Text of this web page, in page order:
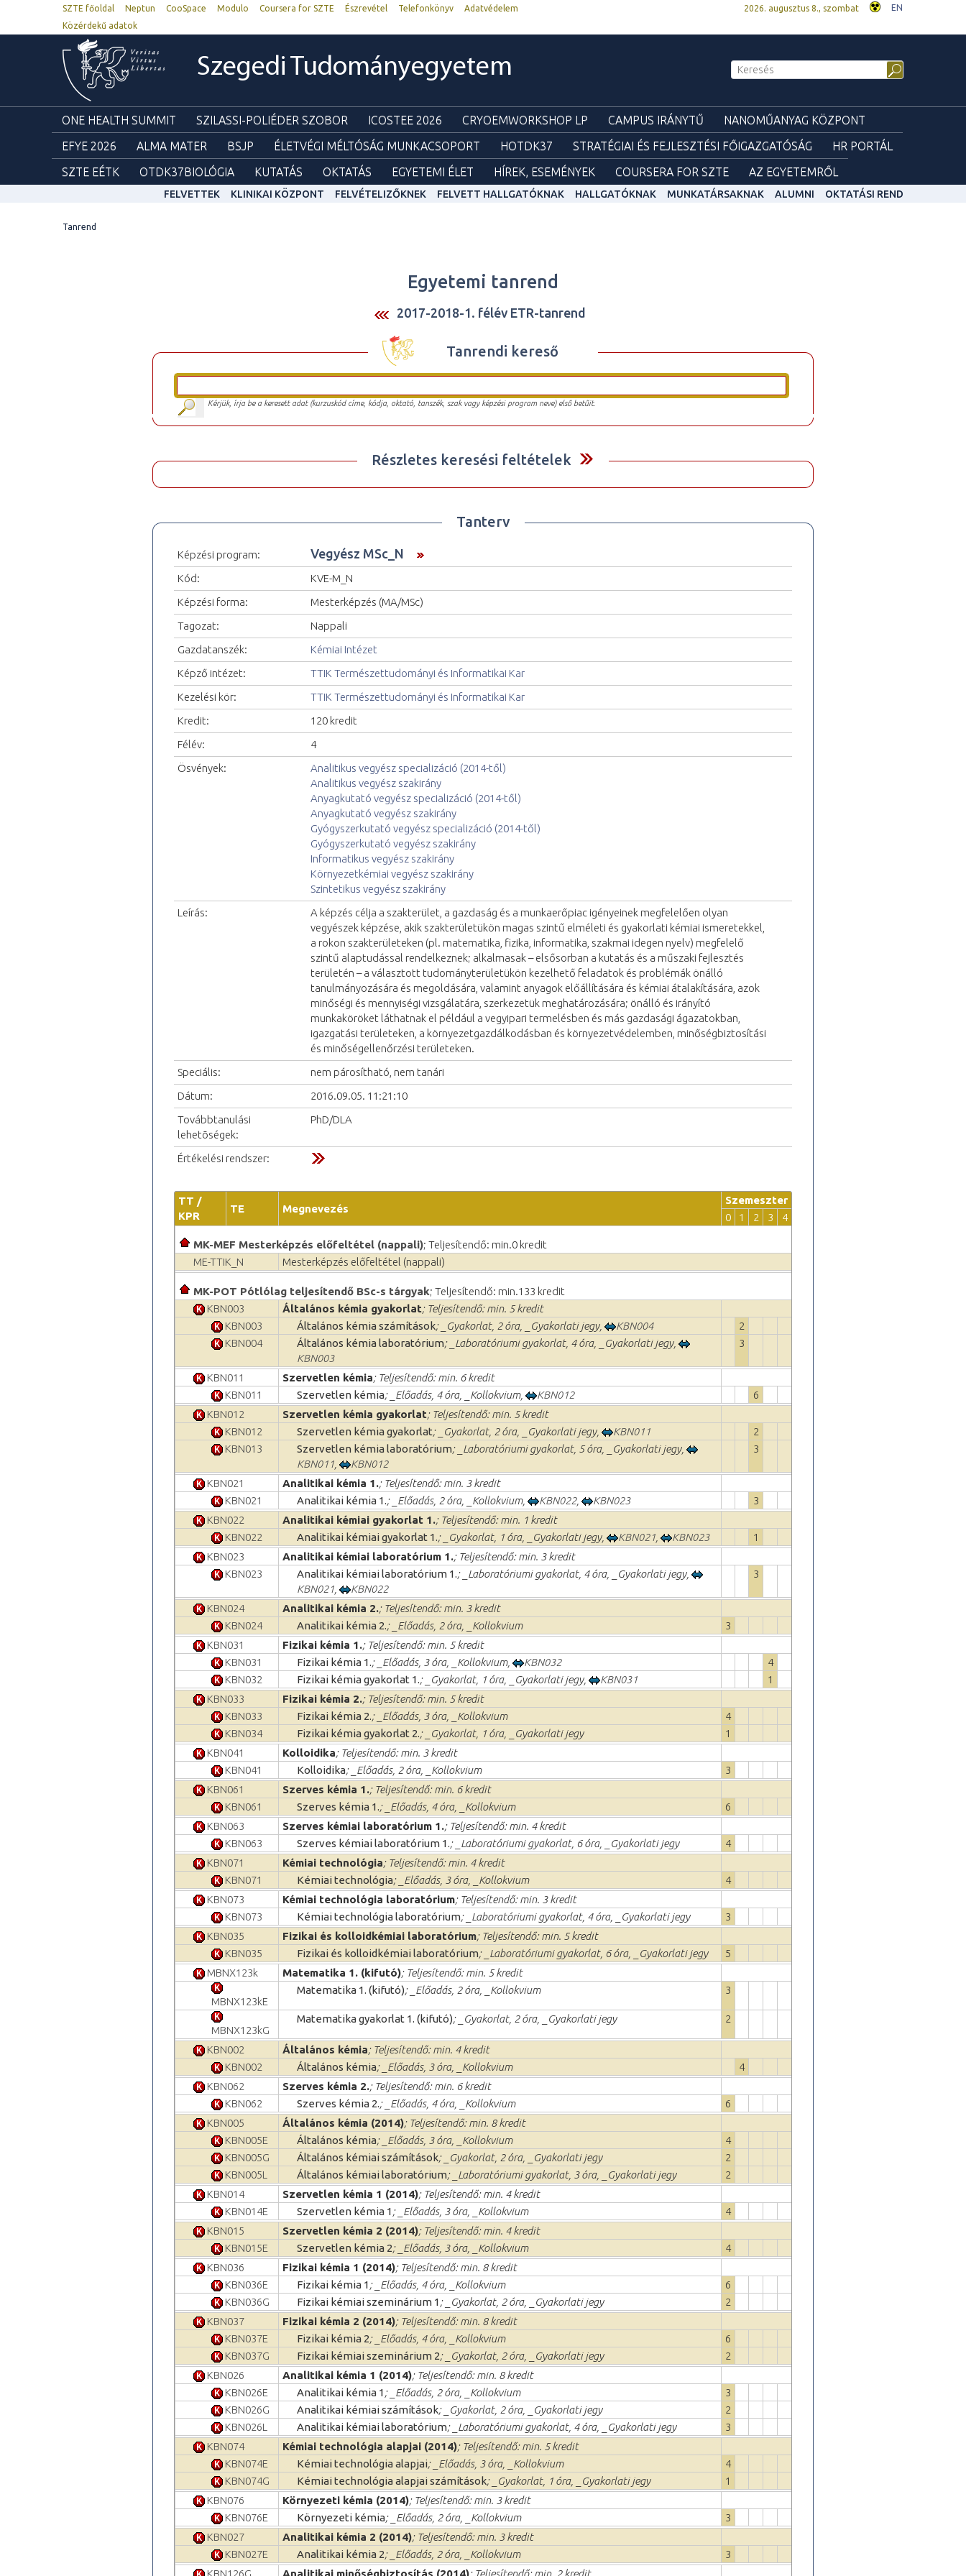
SZTE főoldal Neptun CooSpace Modulo Coursera for SZTE Észrevétel Telefonkönyv
Adatvédelem
Közérdekű adatok
2026. augusztus 8., szombat EN
Szegedi Tudományegyetem
ONE HEALTH SUMMIT SZILASSI-POLIÉDER SZOBOR ICOSTEE 2026 CRYOEMWORKSHOP LP CAMPUS IRÁNYTŰ
NANOMŰANYAG KÖZPONT
EFYE 2026
ALMA MATER BSJP ÉLETVÉGI MÉLTÓSÁG MUNKACSOPORT HOTDK37 STRATÉGIAI ÉS FEJLESZTÉSI FŐIGAZGATÓSÁG
HR PORTÁL
SZTE EÉTK
OTDK37BIOLÓGIA KUTATÁS OKTATÁS EGYETEMI ÉLET HÍREK, ESEMÉNYEK COURSERA FOR SZTE AZ EGYETEMRŐL
FELVETTEK KLINIKAI KÖZPONT FELVÉTELIZŐKNEK FELVETT HALLGATÓKNAK HALLGATÓKNAK MUNKATÁRSAKNAK ALUMNI OKTATÁSI REND
Tanrend
Egyetemi tanrend
2017-2018-1. félév ETR-tanrend
Tanrendi kereső
Kérjük, írja be a keresett adat (kurzuskód címe, kódja, oktató, tanszék, szak vagy képzési program neve) első betűit.
Részletes keresési feltételek
Tanterv
Képzési program: Vegyész MSc_N
Kód:
KVE-M_N
Képzési forma:
Mesterképzés (MA/MSc)
Tagozat:
Nappali
Gazdatanszék:
Kémiai Intézet
Képző intézet:
TTIK Természettudományi és Informatikai Kar
Kezelési kör:
TTIK Természettudományi és Informatikai Kar
Kredit:
120 kredit
Félév:
4
Ösvények:
Analitikus vegyész specializáció (2014-től)
Analitikus vegyész szakirány
Anyagkutató vegyész specializáció (2014-től)
Anyagkutató vegyész szakirány
Gyógyszerkutató vegyész specializáció (2014-től)
Gyógyszerkutató vegyész szakirány
Informatikus vegyész szakirány
Környezetkémiai vegyész szakirány
Szintetikus vegyész szakirány
Leírás:
A képzés célja a szakterület, a gazdaság és a munkaerőpiac igényeinek megfelelően olyan
vegyészek képzése, akik szakterületükön magas szintű elméleti és gyakorlati kémiai ismeretekkel,
a rokon szakterületeken (pl. matematika, fizika, informatika, szakmai idegen nyelv) megfelelő
szintű alaptudással rendelkeznek; alkalmasak – elsősorban a kutatás és a műszaki fejlesztés
területén – a választott tudományterületükön kezelhető feladatok és problémák önálló
tanulmányozására és megoldására, valamint anyagok előállítására és kémiai átalakítására, azok
minőségi és mennyiségi vizsgálatára, szerkezetük meghatározására; önálló és irányító
munkaköröket láthatnak el például a vegyipari termelésben és más gazdasági ágazatokban,
igazgatási területeken, a környezetgazdálkodásban és környezetvédelemben, minőségbiztosítási
és minőségellenőrzési területeken.
Speciális:
nem párosítható, nem tanári
Dátum:
2016.09.05. 11:21:10
Továbbtanulási
lehetõségek:
PhD/DLA
Értékelési rendszer:
TT /
KPR
TE Megnevezés
Szemeszter
0
1 2 3 4
MK-MEF Mesterképzés előfeltétel (nappali); Teljesítendő: min.0 kredit
ME-TTIK_N
Mesterképzés előfeltétel (nappali)
MK-POT Pótlólag teljesítendő BSc-s tárgyak; Teljesítendő: min.133 kredit
KBN003
Általános kémia gyakorlat; Teljesítendő: min. 5 kredit
KBN003
Általános kémia számítások; _Gyakorlat, 2 óra, _Gyakorlati jegy, KBN004
2
KBN004
Általános kémia laboratórium; _Laboratóriumi gyakorlat, 4 óra, _Gyakorlati jegy,
KBN003
3
KBN011 Szervetlen kémia; Teljesítendő: min. 6 kredit
KBN011
Szervetlen kémia; _Előadás, 4 óra, _Kollokvium, KBN012
6
KBN012
Szervetlen kémia gyakorlat; Teljesítendő: min. 5 kredit
KBN012
Szervetlen kémia gyakorlat; _Gyakorlat, 2 óra, _Gyakorlati jegy, KBN011
2
KBN013
Szervetlen kémia laboratórium; _Laboratóriumi gyakorlat, 5 óra, _Gyakorlati jegy,
KBN011
KBN012
3
KBN021 Analitikai kémia 1.; Teljesítendő: min. 3 kredit
KBN021
Analitikai kémia 1.; _Előadás, 2 óra, _Kollokvium, KBN022, KBN023
3
KBN022
Analitikai kémiai gyakorlat 1.; Teljesítendő: min. 1 kredit
KBN022
Analitikai kémiai gyakorlat 1.; _Gyakorlat, 1 óra, _Gyakorlati jegy, KBN021 KBN023
1
KBN023
Analitikai kémiai laboratórium 1.; Teljesítendő: min. 3 kredit
KBN023
Analitikai kémiai laboratórium 1.; _Laboratóriumi gyakorlat, 4 óra, _Gyakorlati jegy,
KBN021
KBN022
3
KBN024 Analitikai kémia 2.; Teljesítendő: min. 3 kredit
KBN024
Analitikai kémia 2.; _Előadás, 2 óra, _Kollokvium
3
KBN031
Fizikai kémia 1.; Teljesítendő: min. 5 kredit
KBN031
Fizikai kémia 1.; _Előadás, 3 óra, _Kollokvium, KBN032
4
KBN032
Fizikai kémia gyakorlat 1.; _Gyakorlat, 1 óra, _Gyakorlati jegy, KBN031
1
KBN033
Fizikai kémia 2.; Teljesítendő: min. 5 kredit
KBN033
Fizikai kémia 2.; _Előadás, 3 óra, _Kollokvium
4
KBN034
Fizikai kémia gyakorlat 2.; _Gyakorlat, 1 óra, _Gyakorlati jegy
1
KBN041
Kolloidika; Teljesítendő: min. 3 kredit
KBN041
Kolloidika; _Előadás, 2 óra, _Kollokvium
3
KBN061
Szerves kémia 1.; Teljesítendő: min. 6 kredit
KBN061
Szerves kémia 1.; _Előadás, 4 óra, _Kollokvium
6
KBN063
Szerves kémiai laboratórium 1.; Teljesítendő: min. 4 kredit
KBN063
Szerves kémiai laboratórium 1.; _Laboratóriumi gyakorlat, 6 óra, _Gyakorlati jegy
4
KBN071
Kémiai technológia; Teljesítendő: min. 4 kredit
KBN071
Kémiai technológia; _Előadás, 3 óra, _Kollokvium
4
KBN073
Kémiai technológia laboratórium; Teljesítendő: min. 3 kredit
KBN073
Kémiai technológia laboratórium; _Laboratóriumi gyakorlat, 4 óra, _Gyakorlati jegy
3
KBN035
Fizikai és kolloidkémiai laboratórium; Teljesítendő: min. 5 kredit
KBN035
Fizikai és kolloidkémiai laboratórium; _Laboratóriumi gyakorlat, 6 óra, _Gyakorlati jegy
5
MBNX123k
Matematika 1. (kifutó); Teljesítendő: min. 5 kredit
MBNX123kE
Matematika 1. (kifutó); _Előadás, 2 óra, _Kollokvium 3
MBNX123kG
Matematika gyakorlat 1. (kifutó); _Gyakorlat, 2 óra, _Gyakorlati jegy 2
KBN002 Általános kémia; Teljesítendő: min. 4 kredit
KBN002
Általános kémia; _Előadás, 3 óra, _Kollokvium
4
KBN062
Szerves kémia 2.; Teljesítendő: min. 6 kredit
KBN062
Szerves kémia 2.; _Előadás, 4 óra, _Kollokvium
6
KBN005
Általános kémia (2014); Teljesítendő: min. 8 kredit
KBN005E
Általános kémia; _Előadás, 3 óra, _Kollokvium
4
KBN005G
Általános kémiai számítások; _Gyakorlat, 2 óra, _Gyakorlati jegy
2
KBN005L
Általános kémiai laboratórium; _Laboratóriumi gyakorlat, 3 óra, _Gyakorlati jegy
2
KBN014
Szervetlen kémia 1 (2014); Teljesítendő: min. 4 kredit
KBN014E
Szervetlen kémia 1; _Előadás, 3 óra, _Kollokvium
4
KBN015
Szervetlen kémia 2 (2014); Teljesítendő: min. 4 kredit
KBN015E
Szervetlen kémia 2; _Előadás, 3 óra, _Kollokvium
4
KBN036
Fizikai kémia 1 (2014); Teljesítendő: min. 8 kredit
KBN036E
Fizikai kémia 1; _Előadás, 4 óra, _Kollokvium
6
KBN036G
Fizikai kémiai szeminárium 1; _Gyakorlat, 2 óra, _Gyakorlati jegy
2
KBN037
Fizikai kémia 2 (2014); Teljesítendő: min. 8 kredit
KBN037E
Fizikai kémia 2; _Előadás, 4 óra, _Kollokvium
6
KBN037G
Fizikai kémiai szeminárium 2; _Gyakorlat, 2 óra, _Gyakorlati jegy
2
KBN026
Analitikai kémia 1 (2014); Teljesítendő: min. 8 kredit
KBN026E
Analitikai kémia 1; _Előadás, 2 óra, _Kollokvium
3
KBN026G
Analitikai kémiai számítások; _Gyakorlat, 2 óra, _Gyakorlati jegy
2
KBN026L
Analitikai kémiai laboratórium; _Laboratóriumi gyakorlat, 4 óra, _Gyakorlati jegy
3
KBN074
Kémiai technológia alapjai (2014); Teljesítendő: min. 5 kredit
KBN074E
Kémiai technológia alapjai; _Előadás, 3 óra, _Kollokvium
4
KBN074G
Kémiai technológia alapjai számítások; _Gyakorlat, 1 óra, _Gyakorlati jegy
1
KBN076
Környezeti kémia (2014); Teljesítendő: min. 3 kredit
KBN076E
Környezeti kémia; _Előadás, 2 óra, _Kollokvium
3
KBN027
Analitikai kémia 2 (2014); Teljesítendő: min. 3 kredit
KBN027E
Analitikai kémia 2; _Előadás, 2 óra, _Kollokvium
3
KBN126G
Analitikai minőségbiztosítás (2014); Teljesítendő: min. 2 kredit